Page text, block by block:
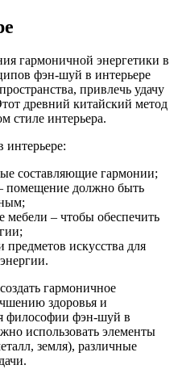
гармоничной энергетики в
фэн-шуй в интерьере
привлечь удачу
древний китайский метод
стиле интерьера.
составляющие гармонии;
помещение должно быть
мебели – чтобы обеспечить
предметов искусства для
гармоничное
здоровья и
философии фэн-шуй в
использовать элементы
земля), различные